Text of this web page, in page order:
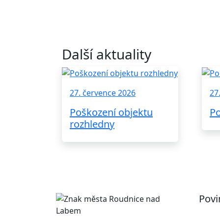
Další aktuality
27. července 2026
Poškození objektu
rozhledny